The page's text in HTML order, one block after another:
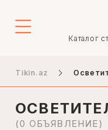
Каталог
Tikin.az
(0 ОБЪЯВЛЕНИЕ)
Настенные
Настольные лампы
Уличные фонари